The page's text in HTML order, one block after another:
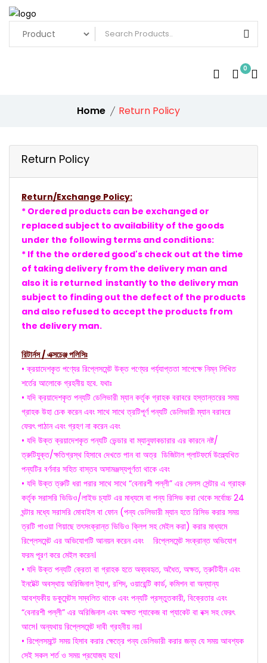
0
Home Return Policy
Return Policy
Return/Exchange Policy:
* Ordered products can be exchanged or
replaced subject to availability of the goods
under the following terms and conditions:
* If the the ordered good's check out at the time
of taking delivery from the delivery man and
also it is returned instantly to the delivery man
subject to finding out the defect of the products
and also refused to accept the products from
the delivery man.
রিটার্নস / এক্সচেঞ্জ পলিসিঃ
• ক্রয়াদেশকৃত পণ্যের রিপ্লেসমেন্ট উক্ত পণ্যের পর্য্যাপ্ততা সাপেক্ষে নিম্ন লিখিত
শর্তের আলোকে গ্রহনীয় হবে. যথাঃ
• যদি ক্রয়াদেশকৃত পন্যটি ডেলিভারী ম্যান কর্তৃক গ্রাহক বরাবরে হস্তান্তরের সময়
গ্রাহক উহা চেক করেন এবং সাথে সাথে ত্রটিপূর্ণ পন্যটি ডেলিভারী ম্যান বরাবরে
ফেরৎ পাঠান এবং গ্রহণ না করেন এবং
• যদি উক্ত ক্রয়াদেশকৃত পন্যটি ভেন্ডার বা ম্যানুফাকচারার এর কারনে নষ্ট/
ত্রুটিযুক্ত/ক্ষতিগ্রস্থ হিসাবে দেখতে পান বা অত্র ডিজিটাল প্লাটফর্মে উল্ল্যেখিত
পন্যটির বর্ণনার সহিত বাস্তব অসামঞ্জস্যপূর্ণতা থাকে এবং
• যদি উক্ত ত্রুটি ধরা পরার সাথে সাথে “বেনারশী পল্লী” এর সেলস সেন্টার এ গ্রাহক
কর্তৃক সরাসরি ভিডিও/লাইভ চ্যাট এর মাধ্যমে বা পন্য রিসিভ করা থেকে সর্বোচ্চ 24
ঘন্টার মধ্যে সরাসরি মোবাইল বা ফোন (পন্য ডেলিভারী ম্যান হতে রিসিভ করার সময়
ত্রটি পাওয়া গিয়াছে তৎসংক্রান্ত ভিডিও ক্লিপ সহ মেইল করা) করার মাধ্যমে
রিপ্লেসমেন্ট এর অভিযোগটি আনয়ন করেন এবং রিপ্লেসমেন্ট সংক্রান্ত অভিযোগ
ফরম পূরণ করে মেইল করেন।
• যদি উক্ত পন্যটি ক্রেতা বা গ্রাহক হতে অব্যবহৃত, অধৈত, অক্ষত, ত্রুটিহীন এবং
ইনটেক্ট অবস্থায় অরিজিনাল ট্যাগ, রশিদ, ওয়ারেন্টি কার্ড, কমিশন বা অন্যান্য
আবশ্যকীয় ডকুমেন্টস সম্বলিত থাকে এবং পন্যটি প্রস্তুতকারী, বিক্রেতার এবং
“বেনারশী পল্লী” এর অরিজিনাল এবং অক্ষত প্যাকেজ বা প্যাকেট বা বক্স সহ ফেরৎ
আসে। অন্যথায় রিপ্লেসমেন্ট দাবী গ্রহনীয় নয়।
• রিপ্লেসমন্টে সময় হিসাব করার ক্ষেত্রে পন্য ডেলিভারী করার জন্য যে সময় আবশ্যক
সেই সকল শর্ত ও সময় প্রযোজ্য হবে।